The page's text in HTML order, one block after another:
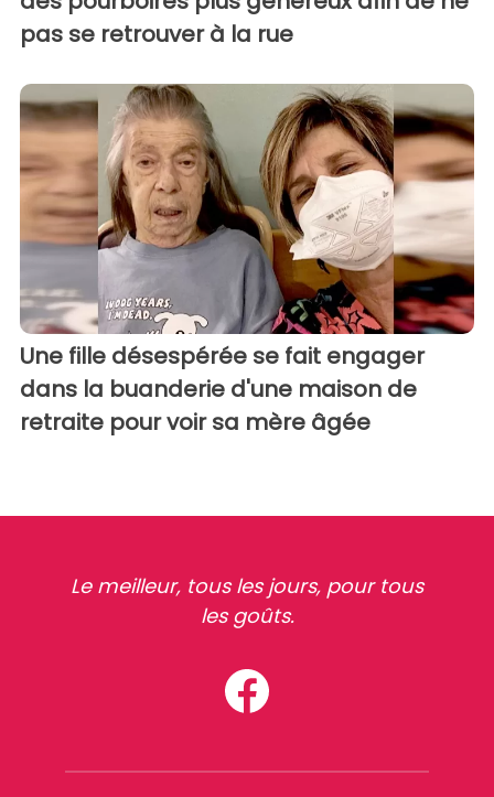
pas se retrouver à la rue
Une fille désespérée se fait engager
dans la buanderie d'une maison de
retraite pour voir sa mère âgée
Le meilleur, tous les jours, pour tous
les goûts.